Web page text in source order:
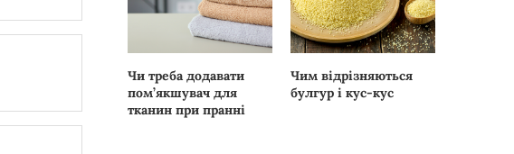
Чи треба додавати
пом’якшувач для
тканин при пранні
Чим відрізняються
булгур і кус-кус